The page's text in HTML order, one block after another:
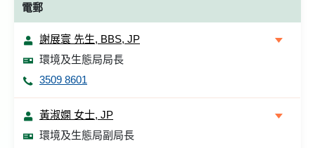
電郵
謝展寰 先生, BBS, JP
環境及生態局局長
3509 8601
黃淑嫻 女士, JP
環境及生態局副局長